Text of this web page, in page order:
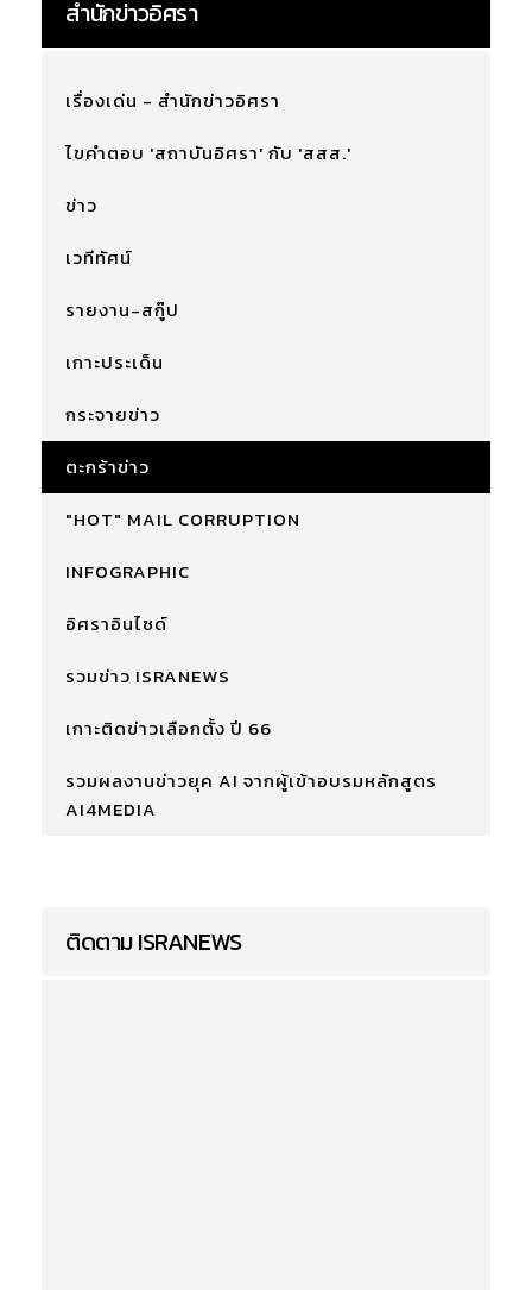
สำนักข่าวอิศรา
เรื่องเด่น - สำนักข่าวอิศรา
ไขคำตอบ 'สถาบันอิศรา' กับ 'สสส.'
ข่าว
เวทีทัศน์
รายงาน-สกู๊ป
เกาะประเด็น
กระจายข่าว
ตะกร้าข่าว
"HOT" MAIL CORRUPTION
INFOGRAPHIC
อิศราอินไซด์
รวมข่าว ISRANEWS
เกาะติดข่าวเลือกตั้ง ปี 66
รวมผลงานข่าวยุค AI จากผู้เข้าอบรมหลักสูตร
AI4MEDIA
ติดตาม ISRANEWS